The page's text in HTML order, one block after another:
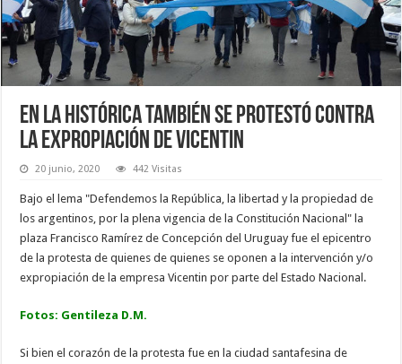
En La Histórica también se protestó contra
la expropiación de Vicentin
20 junio, 2020 442 Visitas
Bajo el lema "Defendemos la República, la libertad y la propiedad de
los argentinos, por la plena vigencia de la Constitución Nacional" la
plaza Francisco Ramírez de Concepción del Uruguay fue el epicentro
de la protesta de quienes de quienes se oponen a la intervención y/o
expropiación de la empresa Vicentin por parte del Estado Nacional.
Fotos: Gentileza D.M.
Si bien el corazón de la protesta fue en la ciudad santafesina de